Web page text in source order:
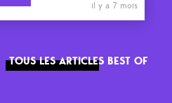
il y a 7 mois
TOUS LES ARTICLES BEST OF